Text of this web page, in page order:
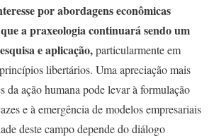
por abordagens econômicas
a praxeologia continuará sendo um
e aplicação,particularmente em
libertários. Uma apreciação mais
da ação humana pode levar à formulação
e à emergência de modelos empresariais
deste campo depende do diálogo